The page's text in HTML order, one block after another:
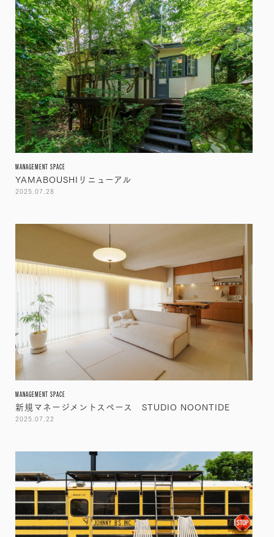
MANAGEMENT SPACE
YAMABOUSHIリニューアル
2025.07.28
MANAGEMENT SPACE
新規マネージメントスペース STUDIO NOONTIDE
2025.07.22